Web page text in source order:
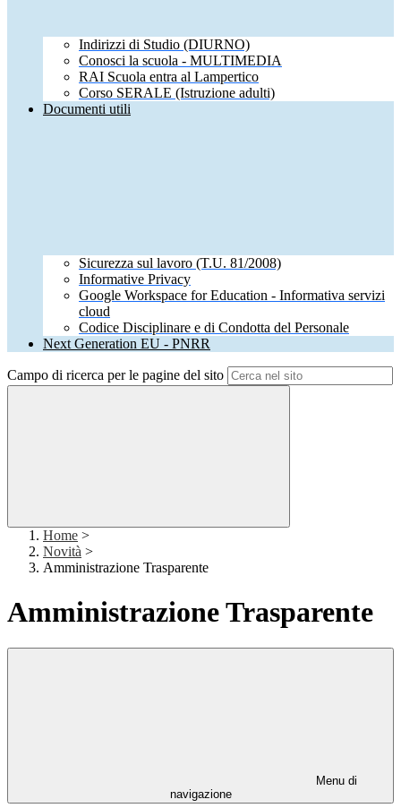
Indirizzi di Studio (DIURNO)
Conosci la scuola - MULTIMEDIA
RAI Scuola entra al Lampertico
Corso SERALE (Istruzione adulti)
Documenti utili
Sicurezza sul lavoro (T.U. 81/2008)
Informative Privacy
Google Workspace for Education - Informativa servizi
cloud
Codice Disciplinare e di Condotta del Personale
Next Generation EU - PNRR
Campo di ricerca per le pagine del sito
Home >
Novità >
Amministrazione Trasparente
Amministrazione Trasparente
Menu di
navigazione